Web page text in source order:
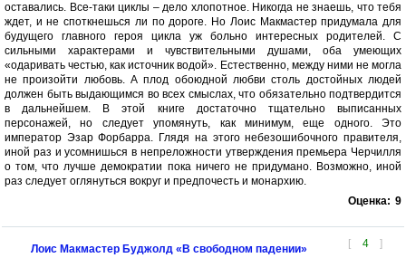
оставались. Все-таки циклы – дело хлопотное. Никогда не знаешь, что тебя
ждет, и не споткнешься ли по дороге. Но Лоис Макмастер придумала для
будущего главного героя цикла уж больно интересных родителей. С
сильными характерами и чувствительными душами, оба умеющих
«одаривать честью, как источник водой». Естественно, между ними не могла
не произойти любовь. А плод обоюдной любви столь достойных людей
должен быть выдающимся во всех смыслах, что обязательно подтвердится
в дальнейшем. В этой книге достаточно тщательно выписанных
персонажей, но следует упомянуть, как минимум, еще одного. Это
император Эзар Форбарра. Глядя на этого небезошибочного правителя,
иной раз и усомнишься в непреложности утверждения премьера Черчилля
о том, что лучше демократии пока ничего не придумано. Возможно, иной
раз следует оглянуться вокруг и предпочесть и монархию.
Оценка: 9
[ 4 ]
Лоис Макмастер Буджолд «В свободном падении»